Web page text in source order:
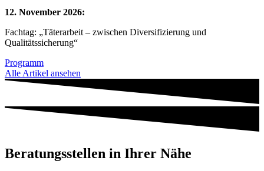
12. November 2026:
Fachtag: „Täterarbeit – zwischen Diversifizierung und
Qualitätssicherung“
Programm
Alle Artikel ansehen
Beratungsstellen in Ihrer Nähe